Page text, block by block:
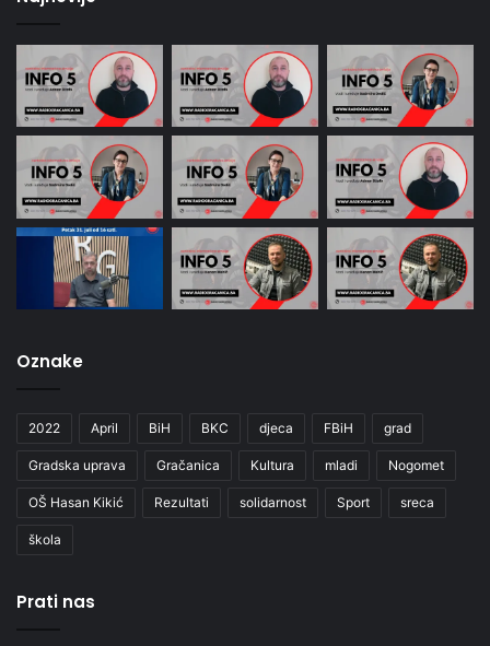
Oznake
2022 April BiH BKC djeca FBiH grad
Gradska uprava Gračanica Kultura mladi Nogomet
OŠ Hasan Kikić Rezultati solidarnost Sport sreca
škola
Prati nas